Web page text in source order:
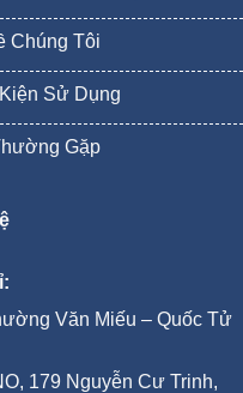
Chúng Tôi
Sử Dụng
Gặp
Văn Miếu – Quốc Tử
179 Nguyễn Cư Trinh,